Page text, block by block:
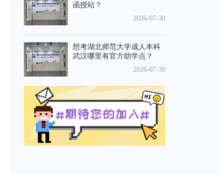
函授站？
2026-07-30
想考湖北师范大学成人本科
武汉哪里有官方助学点？
2026-07-30